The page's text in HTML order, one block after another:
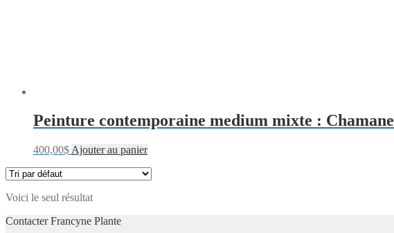
Peinture contemporaine medium mixte : Chamane
400,00$ Ajouter au panier
Voici le seul résultat
Contacter Francyne Plante